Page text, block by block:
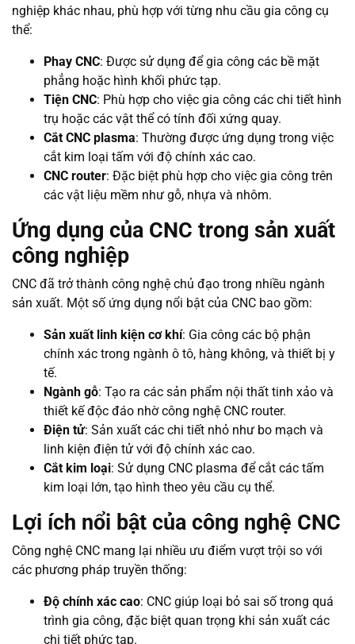
nghiệp khác nhau, phù hợp với từng nhu cầu gia công cụ
thể:
Phay CNC: Được sử dụng để gia công các bề mặt
phẳng hoặc hình khối phức tạp.
Tiện CNC: Phù hợp cho việc gia công các chi tiết hình
trụ hoặc các vật thể có tính đối xứng quay.
Cắt CNC plasma: Thường được ứng dụng trong việc
cắt kim loại tấm với độ chính xác cao.
CNC router: Đặc biệt phù hợp cho việc gia công trên
các vật liệu mềm như gỗ, nhựa và nhôm.
Ứng dụng của CNC trong sản xuất
công nghiệp
CNC đã trở thành công nghệ chủ đạo trong nhiều ngành
sản xuất. Một số ứng dụng nổi bật của CNC bao gồm:
Sản xuất linh kiện cơ khí: Gia công các bộ phận
chính xác trong ngành ô tô, hàng không, và thiết bị y
tế.
Ngành gỗ: Tạo ra các sản phẩm nội thất tinh xảo và
thiết kế độc đáo nhờ công nghệ CNC router.
Điện tử: Sản xuất các chi tiết nhỏ như bo mạch và
linh kiện điện tử với độ chính xác cao.
Cắt kim loại: Sử dụng CNC plasma để cắt các tấm
kim loại lớn, tạo hình theo yêu cầu cụ thể.
Lợi ích nổi bật của công nghệ CNC
Công nghệ CNC mang lại nhiều ưu điểm vượt trội so với
các phương pháp truyền thống:
Độ chính xác cao: CNC giúp loại bỏ sai số trong quá
trình gia công, đặc biệt quan trọng khi sản xuất các
chi tiết phức tạp.